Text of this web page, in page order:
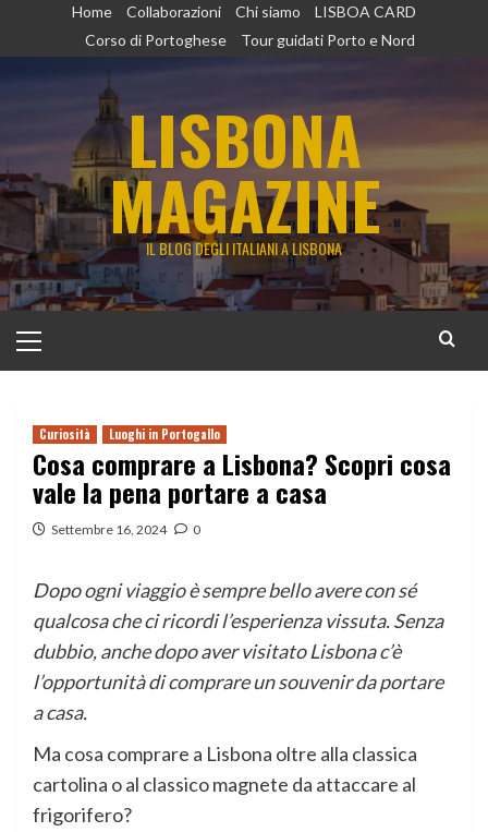
Home Collaborazioni Chi siamo
LISBOA CARD
Corso di Portoghese
Tour guidati Porto e Nord
LISBONA
MAGAZINE
IL BLOG DEGLI ITALIANI A LISBONA
principale
Curiosità Luoghi in Portogallo
Cosa comprare a Lisbona? Scopri cosa
vale la pena portare a casa
Settembre 16, 2024 0
Dopo ogni viaggio è sempre bello avere con sé
qualcosa che ci ricordi l’esperienza vissuta. Senza
dubbio, anche dopo aver visitato Lisbona c’è
l’opportunità di comprare un souvenir da portare
a casa.
Ma cosa comprare a Lisbona oltre alla classica
cartolina o al classico magnete da attaccare al
frigorifero?